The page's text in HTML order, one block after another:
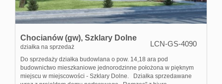
Chocianów (gw), Szklary Dolne
działka na sprzedaż LCN-GS-4090
Do sprzedaży działka budowlana o pow. 14,18 ara pod
budownictwo mieszkaniowe jednorodzinne położona w pięknym
miejscu w miejscowości - Szklary Dolne. Działka sprzedawane